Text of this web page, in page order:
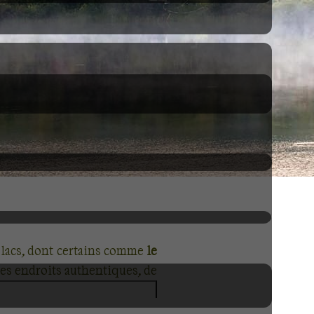
dont certains commele
endroits authentiques, de